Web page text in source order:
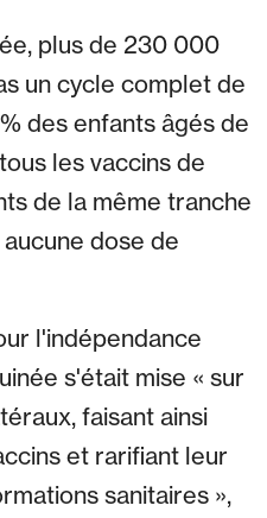
plus de 230 000
un cycle complet de
des enfants âgés de
les vaccins de
de la même tranche
dose de
l'indépendance
s'était mise « sur
faisant ainsi
et rarifiant leur
sanitaires »,